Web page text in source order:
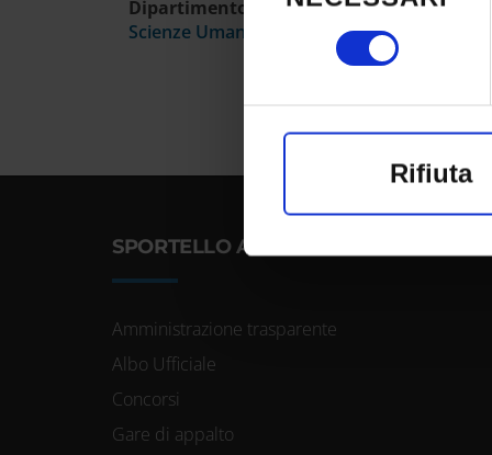
clic sull'icona di
Con il tuo
raccogliere
di
Approfondisci
consenso in
consenso
Rifiuta
Dipartimento
Scienze Umane
SPORTELLO ATENEO
Amministrazione trasparente
Albo Ufficiale
Concorsi
Gare di appalto